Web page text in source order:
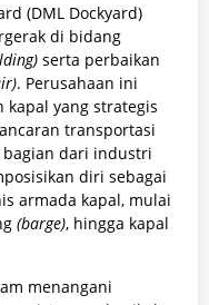
(DML Dockyard)
di bidang
serta perbaikan
. Perusahaan ini
kapal yang strategis
transportasi
bagian dari industri
diri sebagai
armada kapal, mulai
(barge), hingga kapal
menangani